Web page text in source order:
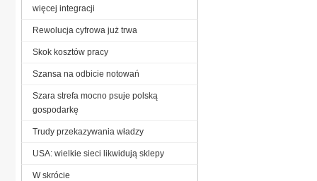
więcej integracji
Rewolucja cyfrowa już trwa
Skok kosztów pracy
Szansa na odbicie notowań
Szara strefa mocno psuje polską
gospodarkę
Trudy przekazywania władzy
USA: wielkie sieci likwidują sklepy
W skrócie